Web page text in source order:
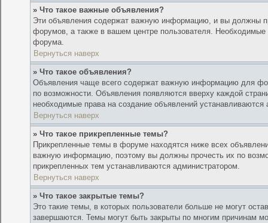
» Что такое важные объявления?
Эти объявления содержат важную информацию, и вы должны
форумов, а также в вашем центре пользователя.
форума.
Вернуться наверх
» Что такое объявления?
Объявления чаще всего содержат важную информацию для
по возможности. Объявления появляются вверху каждой
необходимые права на создание объявлений устанавливаются
Вернуться наверх
» Что такое прикрепленные темы?
Прикрепленные темы в форуме находятся ниже всех
важную информацию, поэтому вы должны прочесть их по
прикрепленных тем устанавливаются администратором.
Вернуться наверх
» Что такое закрытые темы?
Это такие темы, в которых пользователи больше не могут
завершаются. Темы могут быть закрыты по многим причинам